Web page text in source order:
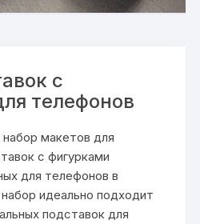
с
телефонов
макетов для
с фигурками
для телефонов в
идеально подходит
подставок для